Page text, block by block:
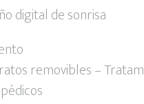
digital de sonrisa
removibles –